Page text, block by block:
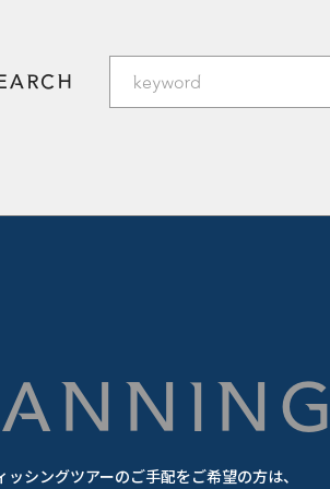
ッシングツアーのご手配をご希望の方は、